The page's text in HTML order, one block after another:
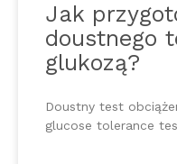
Jak
doustnego
glukozą?
Doustny test
glucose tolerance